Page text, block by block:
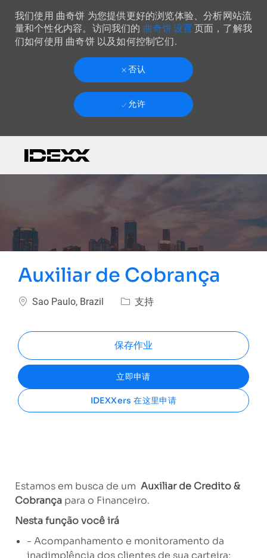
我们使用 曲奇饼 为您提供更好的浏览体验、分析网站流
量和个性化内容。访问我们的 曲奇饼 设置 页面，了解我
们如何使用 曲奇饼 以及如何控制它们.
否认
允许
Auxiliar de Cobrança
位置Sao Paulo, Brazil 类别支持
保存作业
立即申请
IDEXXers 在这里申请
Estamos em busca de um Auxiliar de Credito &
Cobrança para o Financeiro.
Nesta função você irá
- Acompanhamento e monitoramento da